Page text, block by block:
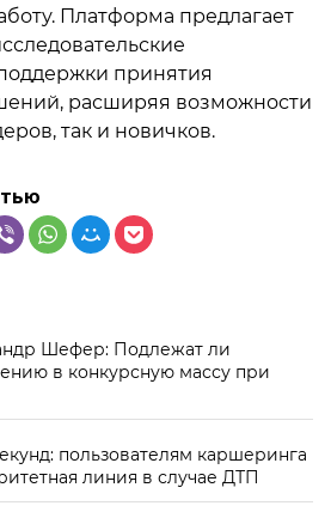
Платформа предлагает
принятия
расширяя возможности
так и новичков.
Шефер: Подлежат ли
в конкурсную массу при
пользователям каршеринга
линия в случае ДТП